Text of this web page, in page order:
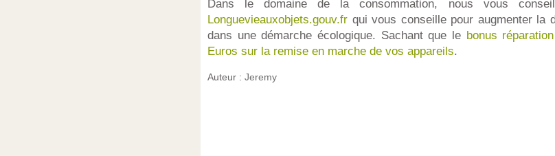
Dans le domaine de la consommation, nous vous
Longuevieauxobjets.gouv.fr qui vous conseille pour augmenter la
dans une démarche écologique. Sachant que le bonus
Euros sur la remise en marche de vos appareils.
Auteur : Jeremy